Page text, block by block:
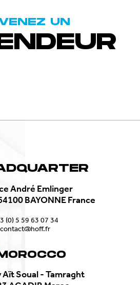
UN
André Emlinger
BAYONNE France
(0) 5 59 63 07 34
contact@hoff.fr
Aït Soual - Tamraght